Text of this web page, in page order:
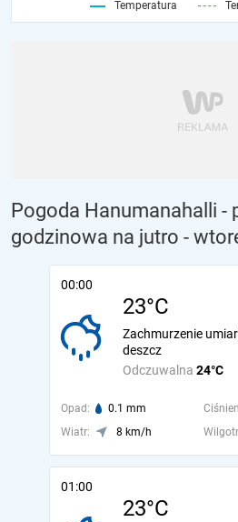
Temperatura
Pogoda Hanumanahalli -
godzinowa na jutro -
00:00
23°C
Odczuwalna 24°C
Zachmurzenie
deszcz
Opad: 0.1 mm
Wiatr:
8 km/h
01:00
23°C